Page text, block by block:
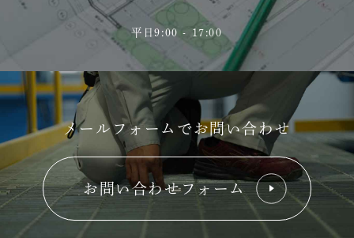
平日9:00 - 17:00
メールフォームでお問い合わせ
お問い合わせフォーム